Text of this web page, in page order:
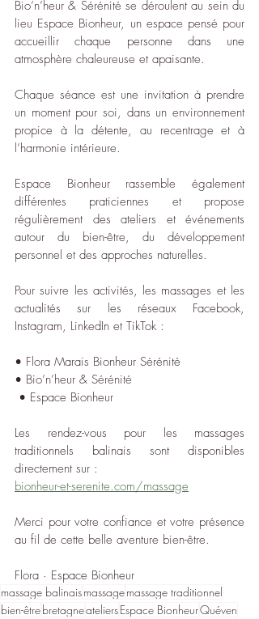
Bio’n’heur & Sérénité se déroulent au sein du
lieu Espace Bionheur, un espace pensé pour
accueillir chaque personne dans une
atmosphère chaleureuse et apaisante.
Chaque séance est une invitation à prendre
un moment pour soi, dans un environnement
propice à la détente, au recentrage et à
l’harmonie intérieure.
Espace Bionheur rassemble également
différentes praticiennes et propose
régulièrement des ateliers et événements
autour du bien-être, du développement
personnel et des approches naturelles.
Pour suivre les activités, les massages et les
actualités sur les réseaux Facebook,
Instagram, LinkedIn et TikTok :
• Flora Marais Bionheur Sérénité
• Bio’n’heur & Sérénité
• Espace Bionheur
Les rendez-vous pour les massages
traditionnels balinais sont disponibles
directement sur :
bionheur-et-serenite.com/massage
Merci pour votre confiance et votre présence
au fil de cette belle aventure bien-être.
Flora · Espace Bionheur
massage balinaismassagemassage traditionnel
bien-êtrebretagneateliersEspace BionheurQuéven